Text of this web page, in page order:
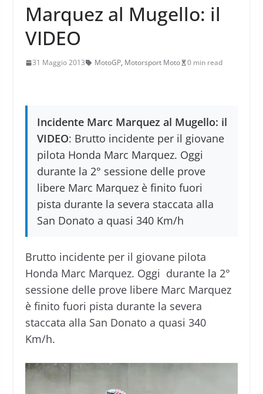
Marquez al Mugello: il
VIDEO
31 Maggio 2013 MotoGP, Motorsport Moto 0 min read
Incidente Marc Marquez al Mugello: il
VIDEO: Brutto incidente per il giovane
pilota Honda Marc Marquez. Oggi
durante la 2° sessione delle prove
libere Marc Marquez è finito fuori
pista durante la severa staccata alla
San Donato a quasi 340 Km/h
Brutto incidente per il giovane pilota
Honda Marc Marquez. Oggi durante la 2°
sessione delle prove libere Marc Marquez
è finito fuori pista durante la severa
staccata alla San Donato a quasi 340
Km/h.